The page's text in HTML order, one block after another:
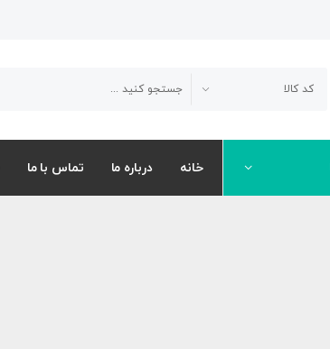
خانه درباره ما تماس با ما